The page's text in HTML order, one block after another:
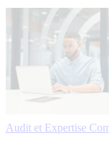
Audit et Expertise